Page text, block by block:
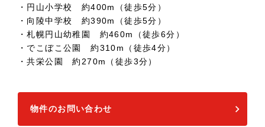
・円山小学校 約400m（徒歩5分）
・向陵中学校 約390m（徒歩5分）
・札幌円山幼稚園 約460m（徒歩6分）
・でこぼこ公園 約310m（徒歩4分）
・共栄公園 約270m（徒歩3分）
物件のお問い合わせ